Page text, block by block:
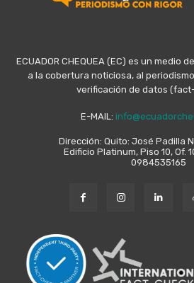
ECUADOR CHEQUEA (EC) es un medio
a la cobertura noticiosa, al
verificación de datos
E-MAIL:
Dirección: Quito: José Padilla
Edificio Platinum, Piso 10, Of.
0984535165